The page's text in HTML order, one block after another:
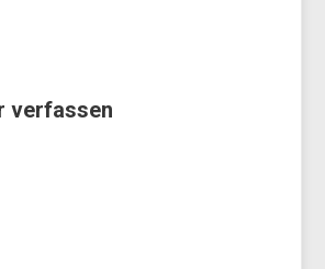
verfassen